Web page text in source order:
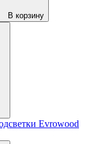
В корзину